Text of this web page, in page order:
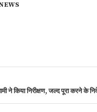
ने किया निरीक्षण, जल्द पूरा करने के